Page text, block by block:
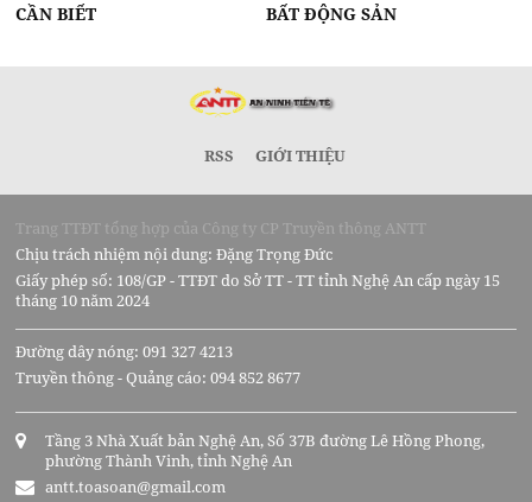
CẦN BIẾT BẤT ĐỘNG SẢN
RSS GIỚI THIỆU
Trang TTĐT tổng hợp của Công ty CP Truyền thông ANTT
Chịu trách nhiệm nội dung: Đặng Trọng Đức
Giấy phép số: 108/GP - TTĐT do Sở TT - TT tỉnh Nghệ An cấp ngày 15
tháng 10 năm 2024
Đường dây nóng: 091 327 4213
Truyền thông - Quảng cáo: 094 852 8677
Tầng 3 Nhà Xuất bản Nghệ An, Số 37B đường Lê Hồng Phong,
phường Thành Vinh, tỉnh Nghệ An
antt.toasoan@gmail.com